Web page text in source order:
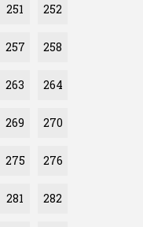
251 252
257 258
263 264
269 270
275 276
281 282